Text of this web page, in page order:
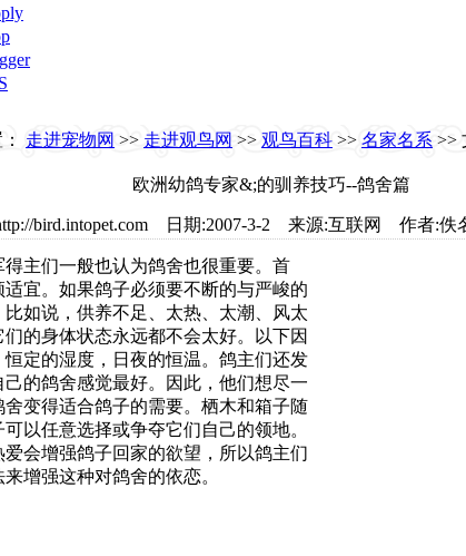
走进宠物网 >> 走进观鸟网 >> 观鸟百科 >> 名家名系 >>
欧洲幼鸽专家&;的驯养技巧--鸽舍篇
bird.intopet.com 日期:2007-3-2 来源:互联网 作者:
主们一般也认为鸽舍也很重要。首
适宜。如果鸽子必须要不断的与严峻的
如说，供养不足、太热、太潮、风太
们的身体状态永远都不会太好。以下因
恒定的湿度，日夜的恒温。鸽主们还发
的鸽舍感觉最好。因此，他们想尽一
舍变得适合鸽子的需要。栖木和箱子随
以任意选择或争夺它们自己的领地。
爱会增强鸽子回家的欲望，所以鸽主们
增强这种对鸽舍的依恋。